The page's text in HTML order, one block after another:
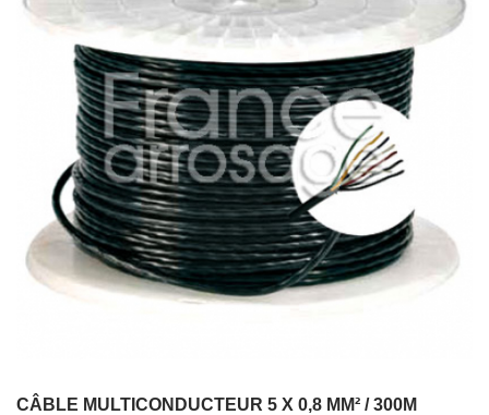
CÂBLE MULTICONDUCTEUR 5 X 0,8 MM² / 300M